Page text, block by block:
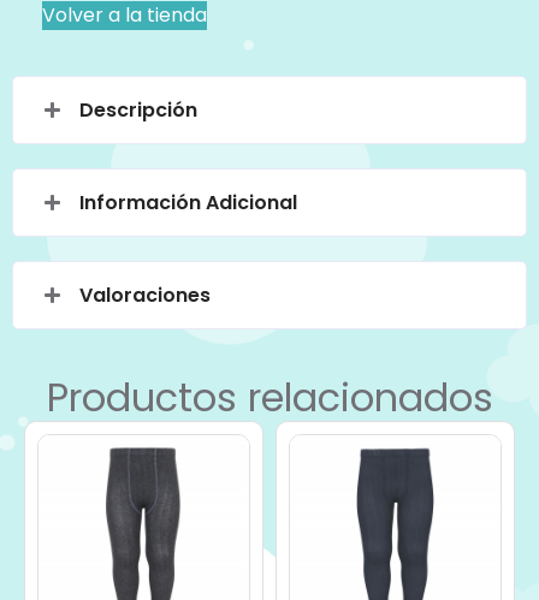
Volver a la tienda
Descripción
Información Adicional
Valoraciones
Productos relacionados